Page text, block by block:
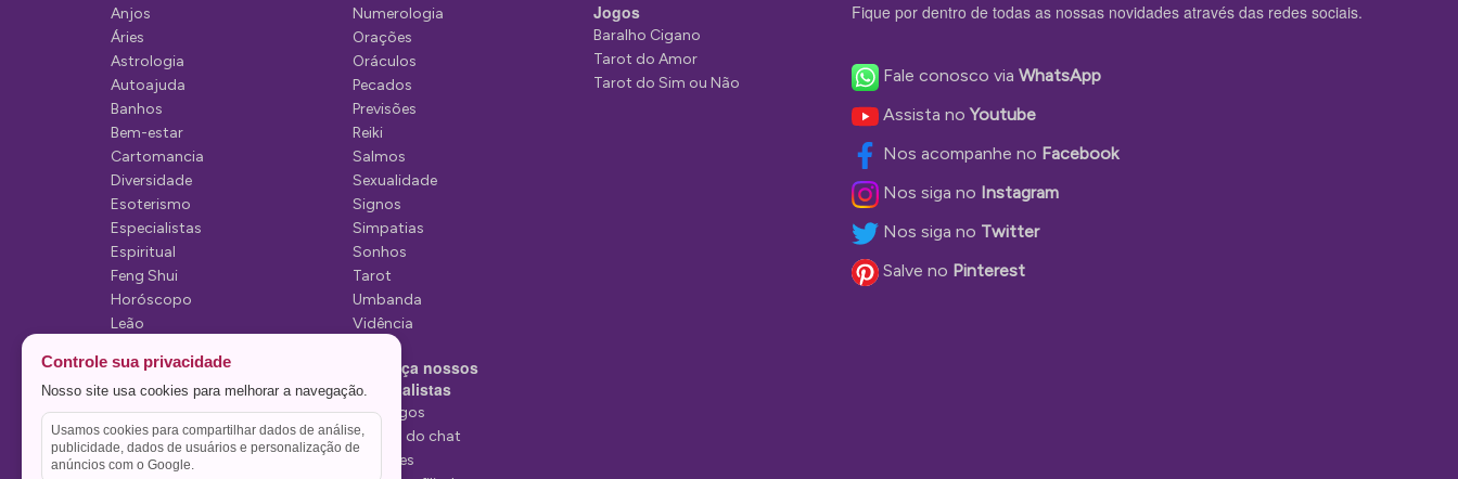
o
d
e
P
o
s
t
Anjos
Áries
Astrologia
Autoajuda
Banhos
Bem-estar
Cartomancia
Diversidade
Esoterismo
Especialistas
Espiritual
Feng Shui
Horóscopo
Leão
Mediunidade
Mensagens
Numerologia
Orações
Oráculos
Pecados
Previsões
Reiki
Salmos
Sexualidade
Signos
Simpatias
Sonhos
Tarot
Umbanda
Vidência
Conheça nossos
Especialistas
Tarólogos
Estelas do chat
Videntes
Jogos
Baralho Cigano
Tarot do Amor
Tarot do Sim ou Não
Fique por dentro de todas as nossas novidades através das redes sociais.
Fale conosco via WhatsApp
Assista noYoutube
Nos acompanhe no Facebook
Nos siga no Instagram
Nos siga no Twitter
Salve no Pinterest
Controle sua privacidade
Nosso site usa cookies para melhorar a navegação.
Usamos cookies para compartilhar dados de análise,
publicidade, dados de usuários e personalização de
anúncios com o Google.